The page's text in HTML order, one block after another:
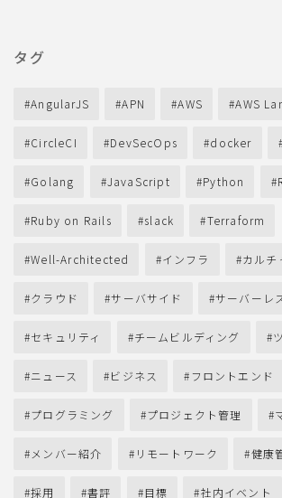
タグ
AngularJS APN AWS AWS
CircleCI DevSecOps docker
Golang JavaScript Python
Ruby on Rails slack Terraform
Well-Architected インフラ カルチ
クラウド サーバサイド サーバーレ
セキュリティ チームビルディング
ニュース ビジネス フロントエンド
プログラミング プロジェクト管理
メンバー紹介 リモートワーク 健康
採用 書評 目標 社内イベント